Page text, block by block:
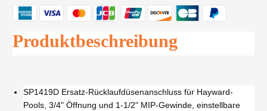
Produktbeschreibung
SP1419D Ersatz-Rücklaufdüsenanschluss für Hayward-
Pools, 3/4" Öffnung und 1-1/2" MIP-Gewinde, einstellbare